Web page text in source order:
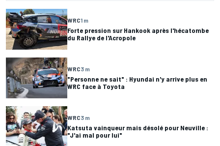
WRC1 m
Forte pression sur Hankook après l'hécatombe
du Rallye de l'Acropole
WRC3 m
"Personne ne sait" : Hyundai n'y arrive plus en
WRC face à Toyota
WRC3 m
Katsuta vainqueur mais désolé pour Neuville :
"J'ai mal pour lui"